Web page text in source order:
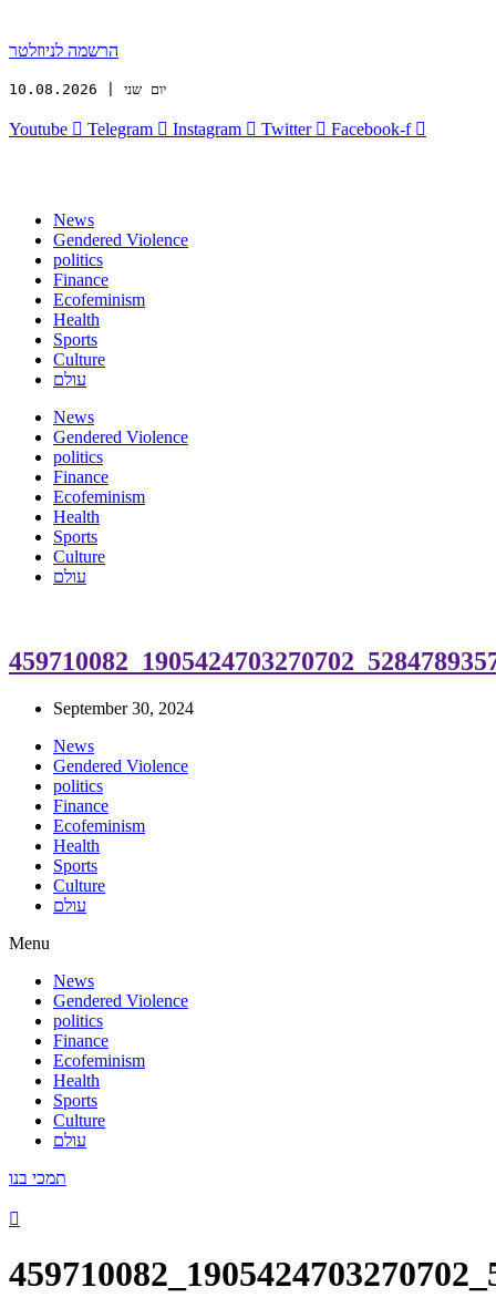
הרשמה לניוזלטר
יום שני | 10.08.2026
Youtube Telegram Instagram Twitter Facebook-f
News
Gendered Violence
politics
Finance
Ecofeminism
Health
Sports
Culture
עולם
News
Gendered Violence
politics
Finance
Ecofeminism
Health
Sports
Culture
עולם
September 30, 2024
News
Gendered Violence
politics
Finance
Ecofeminism
Health
Sports
Culture
עולם
Menu
News
Gendered Violence
politics
Finance
Ecofeminism
Health
Sports
Culture
עולם
תמכי בנו